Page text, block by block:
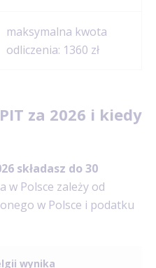
maksymalna kwota
odliczenia: 1360 zł
za 2026 i kiedy
składasz do 30
w Polsce zależy od
w Polsce i podatku
wynika